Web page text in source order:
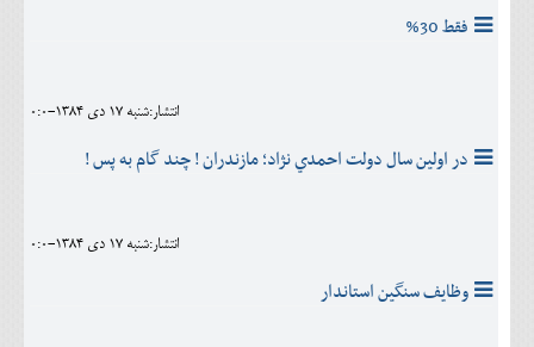
فقط 30%
انتشار:شنبه 17 دی 1384-0:0
در اولين سال دولت احمدي نژاد؛ مازندران ! چند گام به پس !
انتشار:شنبه 17 دی 1384-0:0
وظايف سنگين استاندار